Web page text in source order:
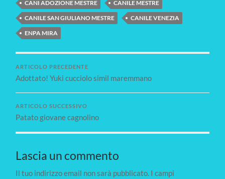
CANI ADOZIONE MESTRE
CANILE MESTRE
CANILE SAN GIULIANO MESTRE
CANILE VENEZIA
ENPA MIRA
ARTICOLO PRECEDENTE
Adottato! Yuki cucciolo simil maremmano
ARTICOLO SUCCESSIVO
Patato giovane cagnolino
Lascia un commento
Il tuo indirizzo email non sarà pubblicato. I campi